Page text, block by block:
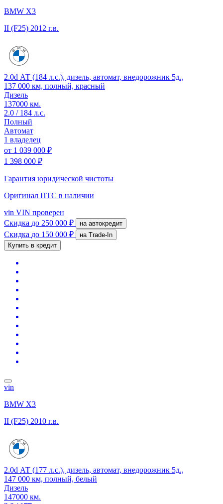
BMW X3
II (F25) 2012 г.в.
2.0d АТ (184 л.с.), дизель, автомат, внедорожник 5д.,
137 000 км, полный, красный
Дизель
137000 км.
2.0 / 184 л.с.
Полный
Автомат
1 владелец
от 1 039 000 ₽
1 398 000 ₽
Гарантия юридической чистоты
Оригинал ПТС в наличии
vin VIN проверен
Скидка до 250 000 ₽ на автокредит
Скидка до 150 000 ₽
на Trade-In
Купить в кредит
vin
BMW X3
II (F25) 2010 г.в.
2.0d АТ (177 л.с.), дизель, автомат, внедорожник 5д.,
147 000 км, полный, белый
Дизель
147000 км.